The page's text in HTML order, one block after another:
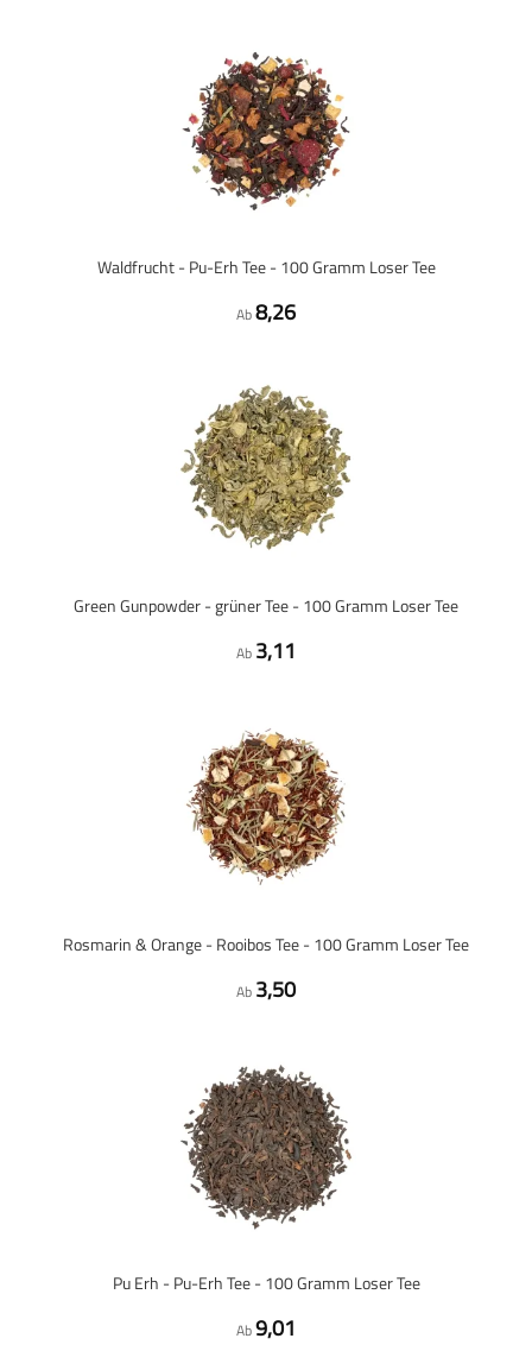
Waldfrucht - Pu-Erh Tee - 100 Gramm Loser Tee
Ab8,26
Green Gunpowder - grüner Tee - 100 Gramm Loser Tee
Ab 3,11
Rosmarin & Orange - Rooibos Tee - 100 Gramm Loser Tee
Ab 3,50
Pu Erh - Pu-Erh Tee - 100 Gramm Loser Tee
Ab9,01